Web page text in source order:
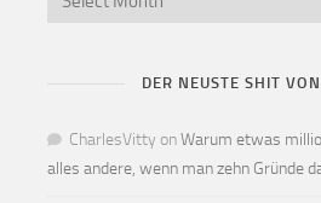
DER NEUSTE SHIT
CharlesVitty onWarum etwas
alles andere, wenn man zehn Gründe